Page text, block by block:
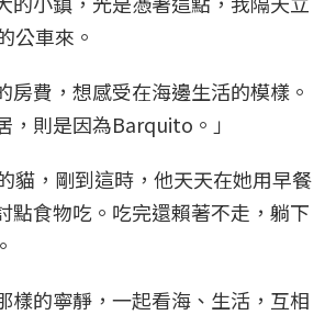
公車來。
房費，想感受在海邊生活的模樣。
，則是因為Barquito。」
貓，剛到這時，他天天在她用早餐
點食物吃。吃完還賴著不走，躺下
樣的寧靜，一起看海、生活，互相